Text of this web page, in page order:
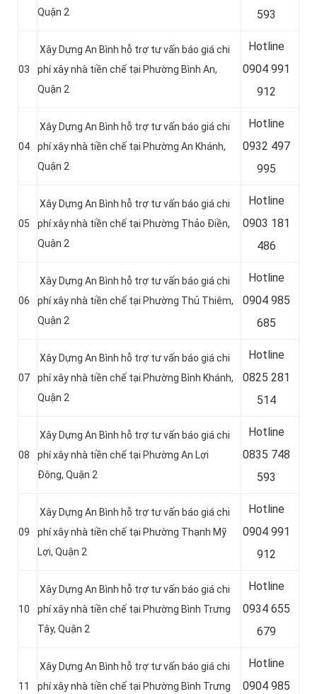
Quận 2
593
03
Xây Dựng An Bình hỗ trợ tư vấn báo giá chi
phí xây nhà tiền chế tại Phường Bình An,
Quận 2
Hotline
0904 991
912
04
Xây Dựng An Bình hỗ trợ tư vấn báo giá chi
phí xây nhà tiền chế tại Phường An Khánh,
Quận 2
Hotline
0932 497
995
05
Xây Dựng An Bình hỗ trợ tư vấn báo giá chi
phí xây nhà tiền chế tại Phường Thảo Điền,
Quận 2
Hotline
0903 181
486
06
Xây Dựng An Bình hỗ trợ tư vấn báo giá chi
phí xây nhà tiền chế tại Phường Thủ Thiêm,
Quận 2
Hotline
0904 985
685
07
Xây Dựng An Bình hỗ trợ tư vấn báo giá chi
phí xây nhà tiền chế tại Phường Bình Khánh,
Quận 2
Hotline
0825 281
514
08
Xây Dựng An Bình hỗ trợ tư vấn báo giá chi
phí xây nhà tiền chế tại Phường An Lợi
Đông, Quận 2
Hotline
0835 748
593
09
Xây Dựng An Bình hỗ trợ tư vấn báo giá chi
phí xây nhà tiền chế tại Phường Thạnh Mỹ
Lợi, Quận 2
Hotline
0904 991
912
10
Xây Dựng An Bình hỗ trợ tư vấn báo giá chi
phí xây nhà tiền chế tại Phường Bình Trưng
Tây, Quận 2
Hotline
0934 655
679
11
Xây Dựng An Bình hỗ trợ tư vấn báo giá chi
phí xây nhà tiền chế tại Phường Bình Trưng
Hotline
0904 985